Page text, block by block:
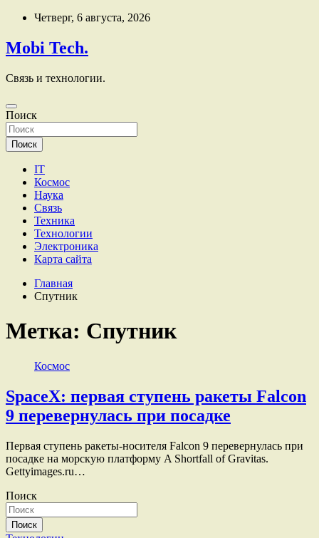
Перейти
содержимому
Четверг, 6 августа, 2026
Mobi Tech.
Связь и технологии.
Поиск
Поиск
IT
Космос
Наука
Связь
Техника
Технологии
Электроника
Карта сайта
Главная
Спутник
Метка: Спутник
Космос
SpaceX: первая ступень ракеты Falcon
9 перевернулась при посадке
Первая ступень ракеты-носителя Falcon 9 перевернулась при
посадке на морскую платформу A Shortfall of Gravitas.
Gettyimages.ru…
Поиск
Поиск